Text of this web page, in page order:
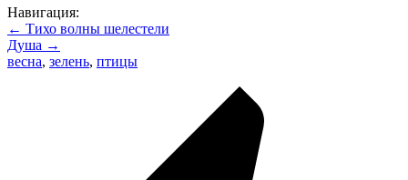
Навигация:
← Тихо волны шелестели
Душа →
весна, зелень, птицы